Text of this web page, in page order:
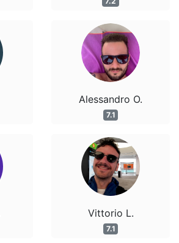
Alessandro O.
7.1
Vittorio L.
7.1